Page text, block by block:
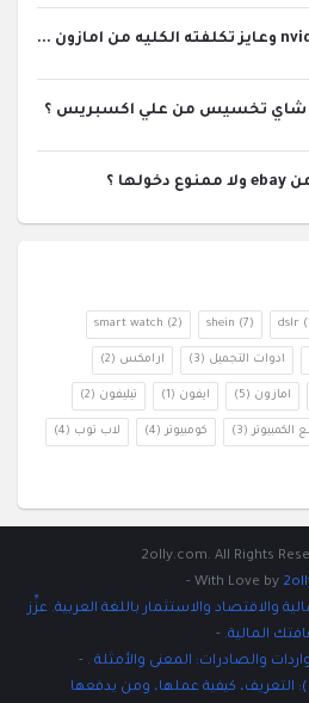
شاي تخسيس من علي اكسبريس ؟
dslr
shein (7)
smart watch (2)
ادوات التجميل (3) ارامكس (2)
امازون (5) ايفون (1) تيليفون (2)
الكمبيوتر (3) كومبيوتر (4) لاب توب (4)
With Love by
-
والاقتصاد والاستثمار باللغة العربية. عزِّز
المالية. -
والصادرات: المعنى والأمثلة . -
التعريف، كيفية عملها، ومن يدفعها